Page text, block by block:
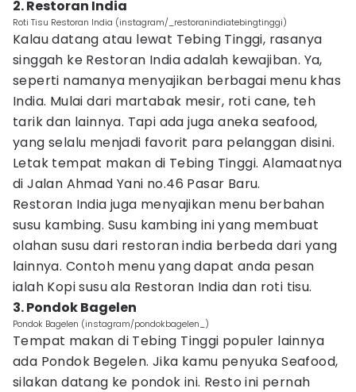
2. Restoran India
Roti Tisu Restoran India (instagram/_restoranindiatebingtinggi)
Kalau datang atau lewat Tebing Tinggi, rasanya
singgah ke Restoran India adalah kewajiban. Ya,
seperti namanya menyajikan berbagai menu khas
India. Mulai dari martabak mesir, roti cane, teh
tarik dan lainnya. Tapi ada juga aneka seafood,
yang selalu menjadi favorit para pelanggan disini.
Letak tempat makan di Tebing Tinggi. Alamaatnya
di Jalan Ahmad Yani no.46 Pasar Baru.
Restoran India juga menyajikan menu berbahan
susu kambing. Susu kambing ini yang membuat
olahan susu dari restoran india berbeda dari yang
lainnya. Contoh menu yang dapat anda pesan
ialah Kopi susu ala Restoran India dan roti tisu.
3. Pondok Bagelen
Pondok Bagelen (instagram/pondokbagelen_)
Tempat makan di Tebing Tinggi populer lainnya
ada Pondok Begelen. Jika kamu penyuka Seafood,
silakan datang ke pondok ini. Resto ini pernah